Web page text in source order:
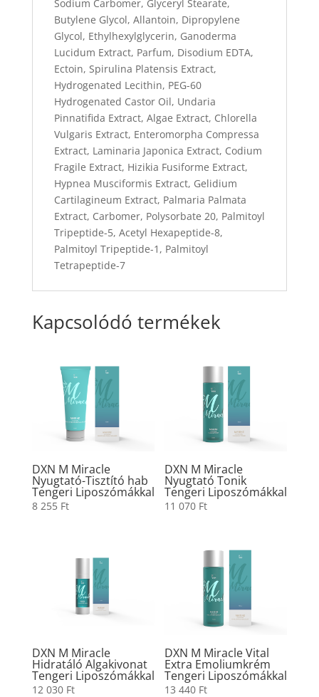
Sodium Carbomer, Glyceryl Stearate,
Butylene Glycol, Allantoin, Dipropylene
Glycol, Ethylhexylglycerin, Ganoderma
Lucidum Extract, Parfum, Disodium EDTA,
Ectoin, Spirulina Platensis Extract,
Hydrogenated Lecithin, PEG-60
Hydrogenated Castor Oil, Undaria
Pinnatifida Extract, Algae Extract, Chlorella
Vulgaris Extract, Enteromorpha Compressa
Extract, Laminaria Japonica Extract, Codium
Fragile Extract, Hizikia Fusiforme Extract,
Hypnea Musciformis Extract, Gelidium
Cartilagineum Extract, Palmaria Palmata
Extract, Carbomer, Polysorbate 20, Palmitoyl
Tripeptide-5, Acetyl Hexapeptide-8,
Palmitoyl Tripeptide-1, Palmitoyl
Tetrapeptide-7
Kapcsolódó termékek
DXN M Miracle
Nyugtató-Tisztító hab
Tengeri Liposzómákkal
8 255 Ft
DXN M Miracle
Nyugtató Tonik
Tengeri Liposzómákkal
11 070 Ft
DXN M Miracle
Hidratáló Algakivonat
Tengeri Liposzómákkal
12 030 Ft
DXN M Miracle Vital
Extra Emoliumkrém
Tengeri Liposzómákkal
13 440 Ft